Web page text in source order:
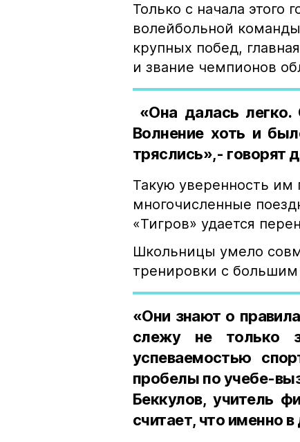
Только с начала этого
волейбольной
крупных побед,
и звание чемпионов
«Она далась легко.
Волнение хоть и
тряслись»,- говорят
Такую уверенность
многочисленные
«Тигров» удается
Школьницы умело
тренировки с
«Они знают о
слежу не только
успеваемостью
пробелы по учебе-
Беккулов, учитель
считает, что именно